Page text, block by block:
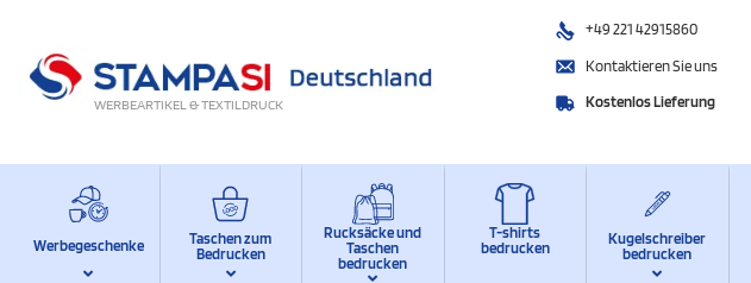
WERBEARTIKEL & TEXTILDRUCK
+49 221 42915860
Kontaktieren Sie uns
Kostenlos Lieferung
Werbegeschenke
Taschen zum
Bedrucken
Rucksäcke und
Taschen
bedrucken
T-shirts
bedrucken
Kugelschreiber
bedrucken